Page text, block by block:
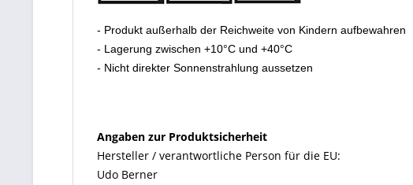
- Produkt außerhalb der Reichweite von Kindern aufbewahren
- Lagerung zwischen +10°C und +40°C
- Nicht direkter Sonnenstrahlung aussetzen
Angaben zur Produktsicherheit
Hersteller / verantwortliche Person für die EU:
Udo Berner